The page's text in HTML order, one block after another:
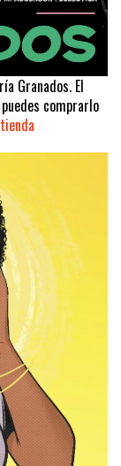
Granados. El
comprarlo